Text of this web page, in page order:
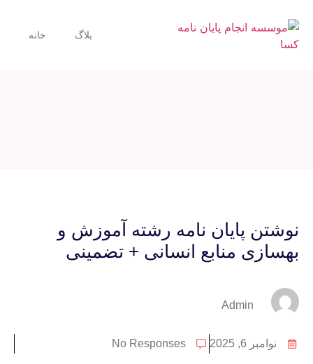
خانه بلاگ
نوشتن پایان نامه رشته آموزش و
بهسازی منابع انسانی + تضمینی
Admin
نوامبر 6, 2025 No Responses